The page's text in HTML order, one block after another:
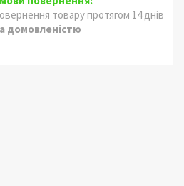
товару протягом 14 днів
домовленістю